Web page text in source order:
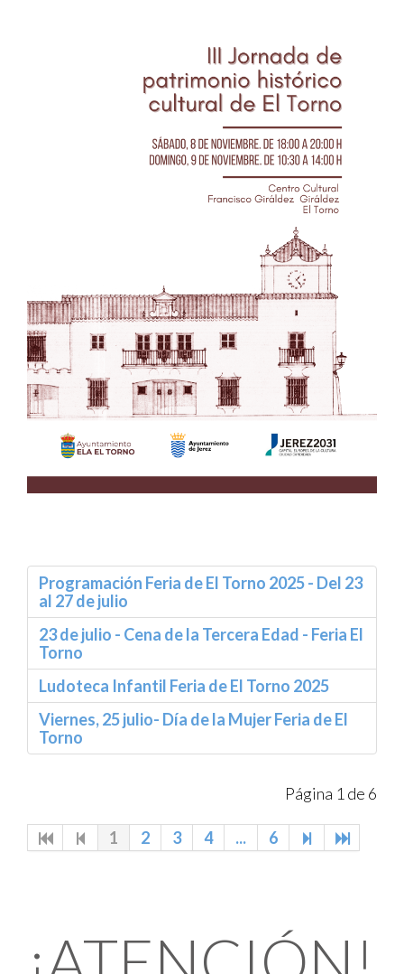
Programación Feria de El Torno 2025 - Del 23
al 27 de julio
23 de julio - Cena de la Tercera Edad - Feria El
Torno
Ludoteca Infantil Feria de El Torno 2025
Viernes, 25 julio- Día de la Mujer Feria de El
Torno
Página 1 de 6
1 2 3 4 ... 6